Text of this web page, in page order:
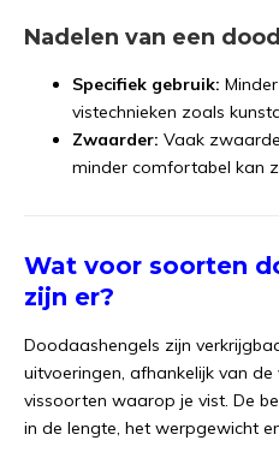
Nadelen van een
Specifiek gebruik:
vistechnieken zoals
Zwaarder: Vaak
minder comfortabel kan
Wat voor soorten
zijn er?
Doodaashengels zijn
uitvoeringen, afhankelijk van
vissoorten waarop je vist. De
in de lengte, het werpgewicht